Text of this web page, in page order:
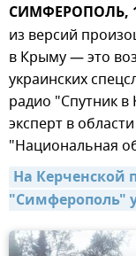
СИМФЕРОПОЛЬ,
из версий
в Крыму — это
украинских
радио "Спутник в
эксперт в
"Национальная
На Керченской
"Симферополь"